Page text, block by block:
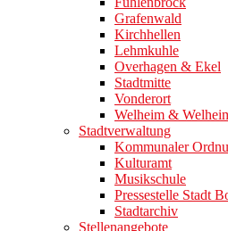
Grafenwald
Kirchhellen
Lehmkuhle
Overhagen & Ekel
Stadtmitte
Vonderort
Welheim &
Stadtverwaltung
Kommunaler
Kulturamt
Musikschule
Pressestelle Stadt
Stadtarchiv
Stellenangebote